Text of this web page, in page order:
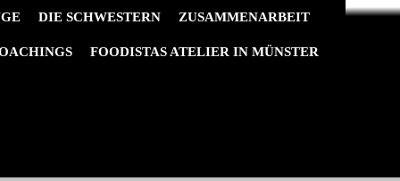
DIE SCHWESTERN ZUSAMMENARBEIT
FOODISTAS ATELIER IN MÜNSTER